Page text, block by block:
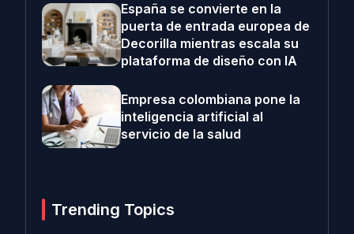
España se convierte en la
puerta de entrada europea de
Decorilla mientras escala su
plataforma de diseño con IA
Empresa colombiana pone la
inteligencia artificial al
servicio de la salud
Trending Topics